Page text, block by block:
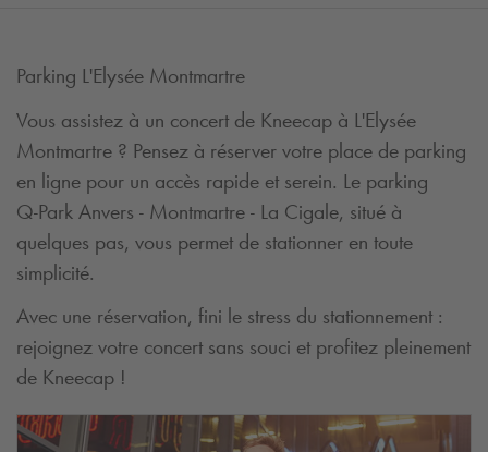
Parking L'Elysée Montmartre
Vous assistez à un concert de Kneecap à L'Elysée
Montmartre ? Pensez à réserver votre place de parking
en ligne pour un accès rapide et serein. Le parking
Q-Park Anvers - Montmartre - La Cigale, situé à
quelques pas, vous permet de stationner en toute
simplicité.
Avec une réservation, fini le stress du stationnement :
rejoignez votre concert sans souci et profitez pleinement
de Kneecap !